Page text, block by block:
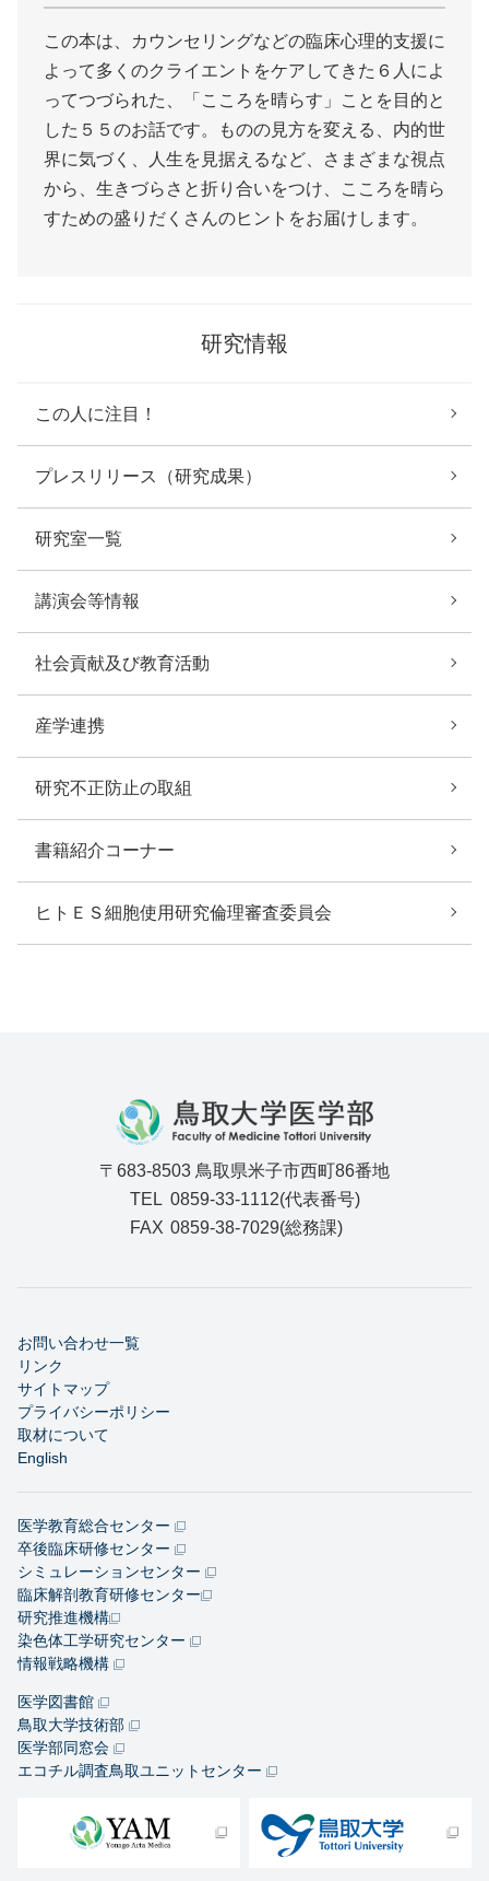
この本は、カウンセリングなどの臨床心理的支援に
よって多くのクライエントをケアしてきた６人によ
ってつづられた、「こころを晴らす」ことを目的と
した５５のお話です。ものの見方を変える、内的世
界に気づく、人生を見据えるなど、さまざまな視点
から、生きづらさと折り合いをつけ、こころを晴ら
すための盛りだくさんのヒントをお届けします。
研究情報
この人に注目！
プレスリリース（研究成果）
研究室一覧
講演会等情報
社会貢献及び教育活動
産学連携
研究不正防止の取組
書籍紹介コーナー
ヒトＥＳ細胞使用研究倫理審査委員会
〒683-8503 鳥取県米子市西町86番地
TEL 0859-33-1112(代表番号)
FAX 0859-38-7029(総務課)
お問い合わせ一覧
リンク
サイトマップ
プライバシーポリシー
取材について
English
医学教育総合センター
卒後臨床研修センター
シミュレーションセンター
臨床解剖教育研修センター
研究推進機構
染色体工学研究センター
情報戦略機構
医学図書館
鳥取大学技術部
医学部同窓会
エコチル調査鳥取ユニットセンター